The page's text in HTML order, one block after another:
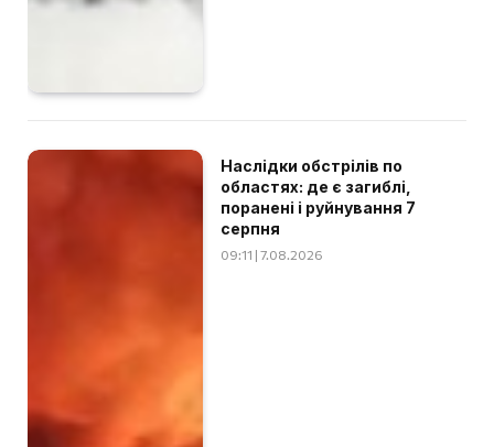
Наслідки обстрілів по
областях: де є загиблі,
поранені і руйнування 7
серпня
09:11 | 7.08.2026